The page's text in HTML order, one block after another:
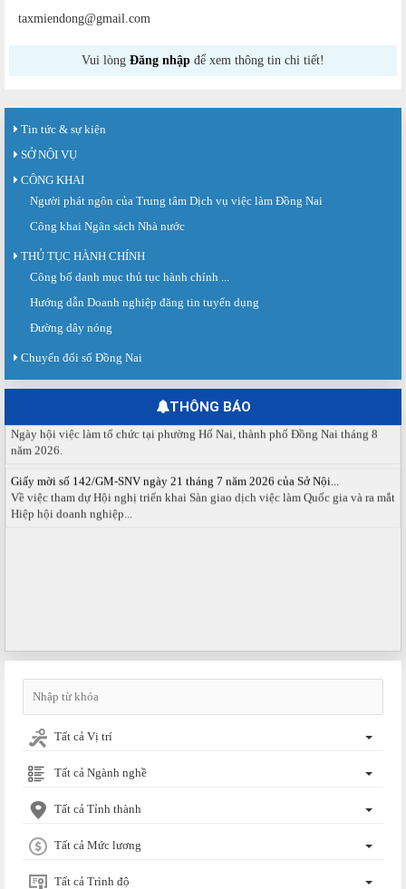
taxmiendong@gmail.com
Vui lòng Đăng nhập để xem thông tin chi tiết!
Tin tức & sự kiện
SỞ NỘI VỤ
CÔNG KHAI
Người phát ngôn của Trung tâm Dịch vụ việc làm Đồng Nai
Công khai Ngân sách Nhà nước
THỦ TỤC HÀNH CHÍNH
Công bố danh mục thủ tục hành chính ...
Hướng dẫn Doanh nghiệp đăng tin tuyển dụng
Đường dây nóng
Chuyển đổi số Đồng Nai
THÔNG BÁO
Sàn giao dịch việc làm lần thứ 08 năm 2026: Hơn 4.300 cơ hội...
Sáng ngày 03/8/2026, Trung tâm Dịch vụ việc làm Đồng Nai tổ chức Sàn giao
Báo cáo kết quả tổ chức Sàn giao dịch việc làm lần thứ 08/2026 ngày 03
tháng 08 năm 2026.
Ngày hội việc làm phường Hố Nai tháng 8 năm 2026
Ngày hội việc làm tổ chức tại phường Hố Nai, thành phố Đồng Nai tháng 8
năm 2026.
Về việc tham dự Hội nghị triển khai Sàn giao dịch việc làm Quốc gia và ra mắt
Hiệp hội doanh nghiệp...
Tất cả Vị trí
Tất cả Ngành nghề
Tất cả Tỉnh thành
Tất cả Mức lương
Tất cả Trình độ